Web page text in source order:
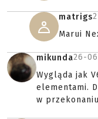
matrigs
Marui
mikunda26-
Wygląda jak
elementami.
w